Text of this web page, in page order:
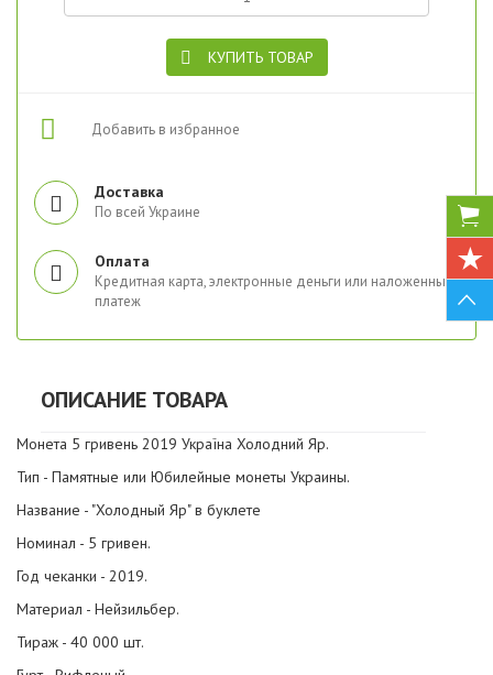
КУПИТЬ ТОВАР
Добавить в избранное
Доставка
По всей Украине
Оплата
Кредитная карта, электронные деньги или наложенный
платеж
ОПИСАНИЕ ТОВАРА
Монета 5 гривень 2019 Україна Холодний Яр.
Тип - Памятные или Юбилейные монеты Украины.
Название - "Холодный Яр" в буклете
Номинал - 5 гривен.
Год чеканки - 2019.
Материал - Нейзильбер.
Тираж - 40 000 шт.